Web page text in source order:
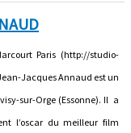
Paris (http://studio-
Jacques Annaud est un
sur-Orge (Essonne). Il a
l’oscar du meilleur film